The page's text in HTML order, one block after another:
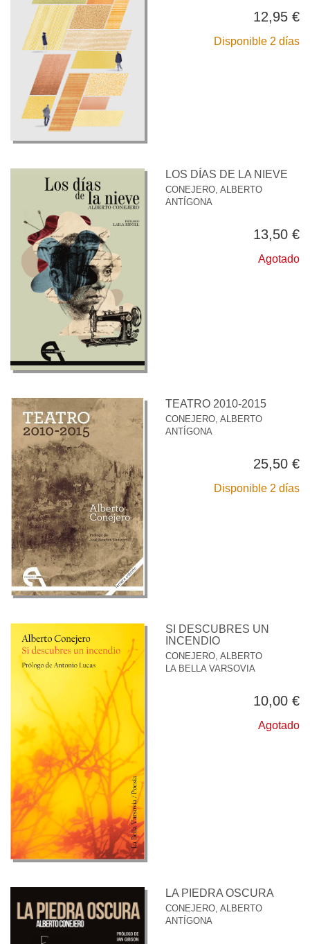
12,95 €
Disponible 2 días
LOS DÍAS DE LA NIEVE
CONEJERO, ALBERTO
ANTÍGONA
13,50 €
Agotado
TEATRO 2010-2015
CONEJERO, ALBERTO
ANTÍGONA
25,50 €
Disponible 2 días
SI DESCUBRES UN
INCENDIO
CONEJERO, ALBERTO
LA BELLA VARSOVIA
10,00 €
Agotado
LA PIEDRA OSCURA
CONEJERO, ALBERTO
ANTÍGONA